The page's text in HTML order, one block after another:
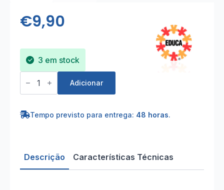
€9,90
3 em stock
Quantidade
de
Puzzle
peças
cm
Adicionar
Tempo previsto para entrega: 48 horas.
Descrição Características Técnicas